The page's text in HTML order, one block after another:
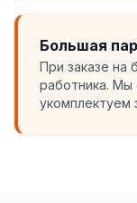
Большая
При заказе на
работника. Мы
укомплектуем